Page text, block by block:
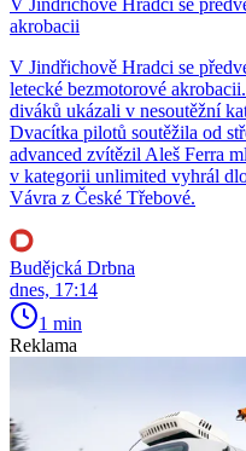
akrobacii
V Jindřichově Hradci se
letecké bezmotorové
diváků ukázali v nesoutěžní
Dvacítka pilotů soutěžila od
advanced zvítězil Aleš Ferra
v kategorii unlimited vyhrál
Vávra z České Třebové.
Budějcká Drbna
dnes, 17:14
1 min
Reklama